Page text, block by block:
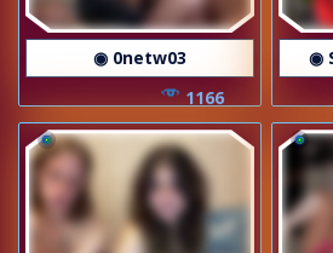
◉ 0netw03
1166
◉